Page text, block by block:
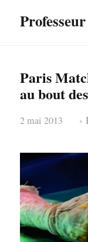
Paris
au bout
2 mai 2013 ›